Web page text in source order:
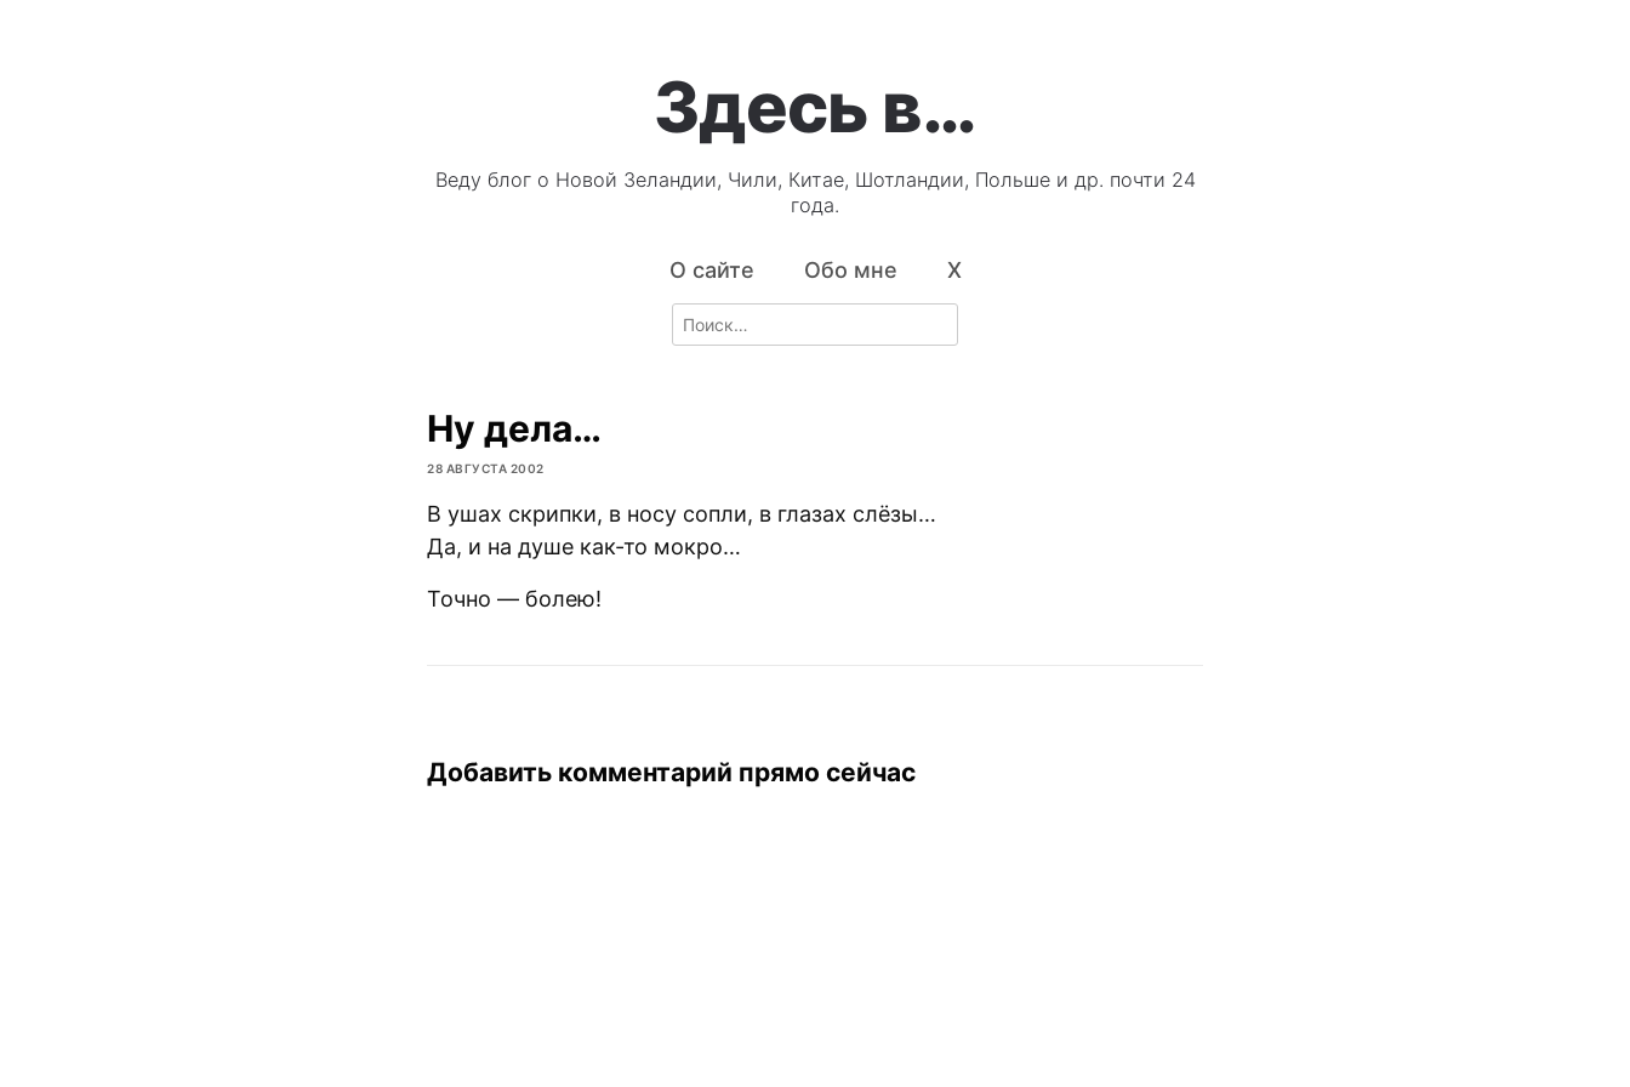
Здесь в…
Веду блог о Новой Зеландии, Чили, Китае, Шотландии, Польше и др. почти 24
года.
О сайте Обо мне X
Search
for:
Ну дела…
28 АВГУСТА 2002
В ушах скрипки, в носу сопли, в глазах слёзы…
Да, и на душе как-то мокро…
Точно — болею!
Добавить комментарий прямо сейчас